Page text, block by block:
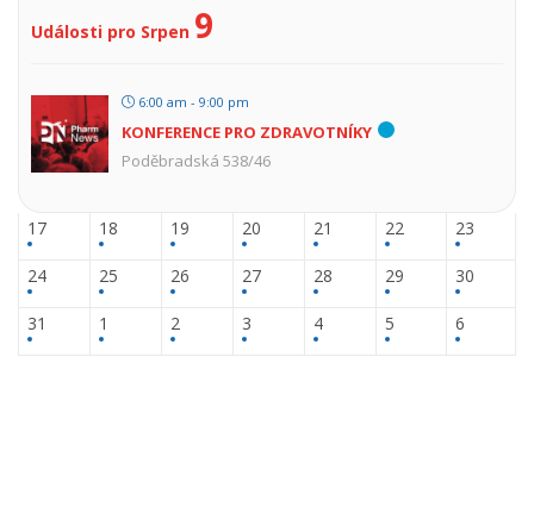
Události pro Srpen 9
6:00 am - 9:00 pm
KONFERENCE PRO ZDRAVOTNÍKY
Poděbradská 538/46
17 18 19 20 21 22 23
24 25 26 27 28 29 30
31 1 2 3 4 5 6